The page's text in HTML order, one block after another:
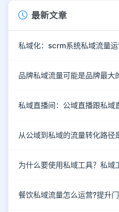
最新文章
私域化：scrm系统私域流量
品牌私域流量可能是品牌最大
私域直播间：公域直播跟私域
从公域到私域的流量转化路径
餐饮私域流量怎么运营?提升